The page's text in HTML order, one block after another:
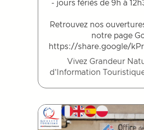
- jours fériés de 9h à
Retrouvez nos
notre page
https://share.google/
Vivez Grandeur
d'Information